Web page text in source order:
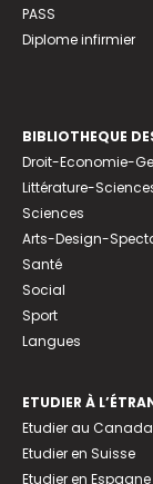
PASS
Diplome infirmier
BIBLIOTHEQUE
Droit-Economie-
Littérature-
Sciences
Arts-Design-
Santé
Social
Sport
Langues
ETUDIER À
Etudier au Canada
Etudier en Suisse
Etudier en Espagne